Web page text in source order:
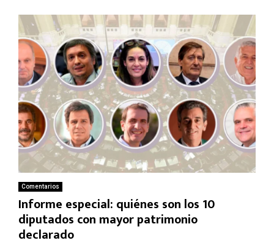
Comentarios
Informe especial: quiénes son los 10
diputados con mayor patrimonio
declarado